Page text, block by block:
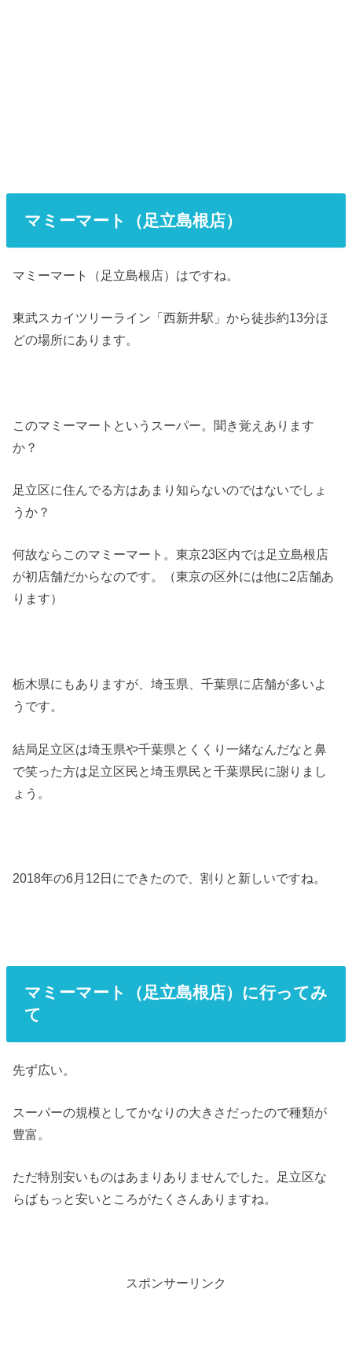
マミーマート（足立島根店）
マミーマート（足立島根店）はですね。
東武スカイツリーライン「西新井駅」から徒歩約13分ほ
どの場所にあります。
このマミーマートというスーパー。聞き覚えあります
か？
足立区に住んでる方はあまり知らないのではないでしょ
うか？
何故ならこのマミーマート。東京23区内では足立島根店
が初店舗だからなのです。（東京の区外には他に2店舗あ
ります）
栃木県にもありますが、埼玉県、千葉県に店舗が多いよ
うです。
結局足立区は埼玉県や千葉県とくくり一緒なんだなと鼻
で笑った方は足立区民と埼玉県民と千葉県民に謝りまし
ょう。
2018年の6月12日にできたので、割りと新しいですね。
マミーマート（足立島根店）に行ってみ
て
先ず広い。
スーパーの規模としてかなりの大きさだったので種類が
豊富。
ただ特別安いものはあまりありませんでした。足立区な
らばもっと安いところがたくさんありますね。
スポンサーリンク